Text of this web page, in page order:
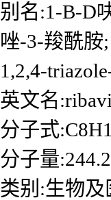
别名:1-B-D
唑-3-羧酰胺
1,2,4-
英文名
分子式
分子量
类别:生物